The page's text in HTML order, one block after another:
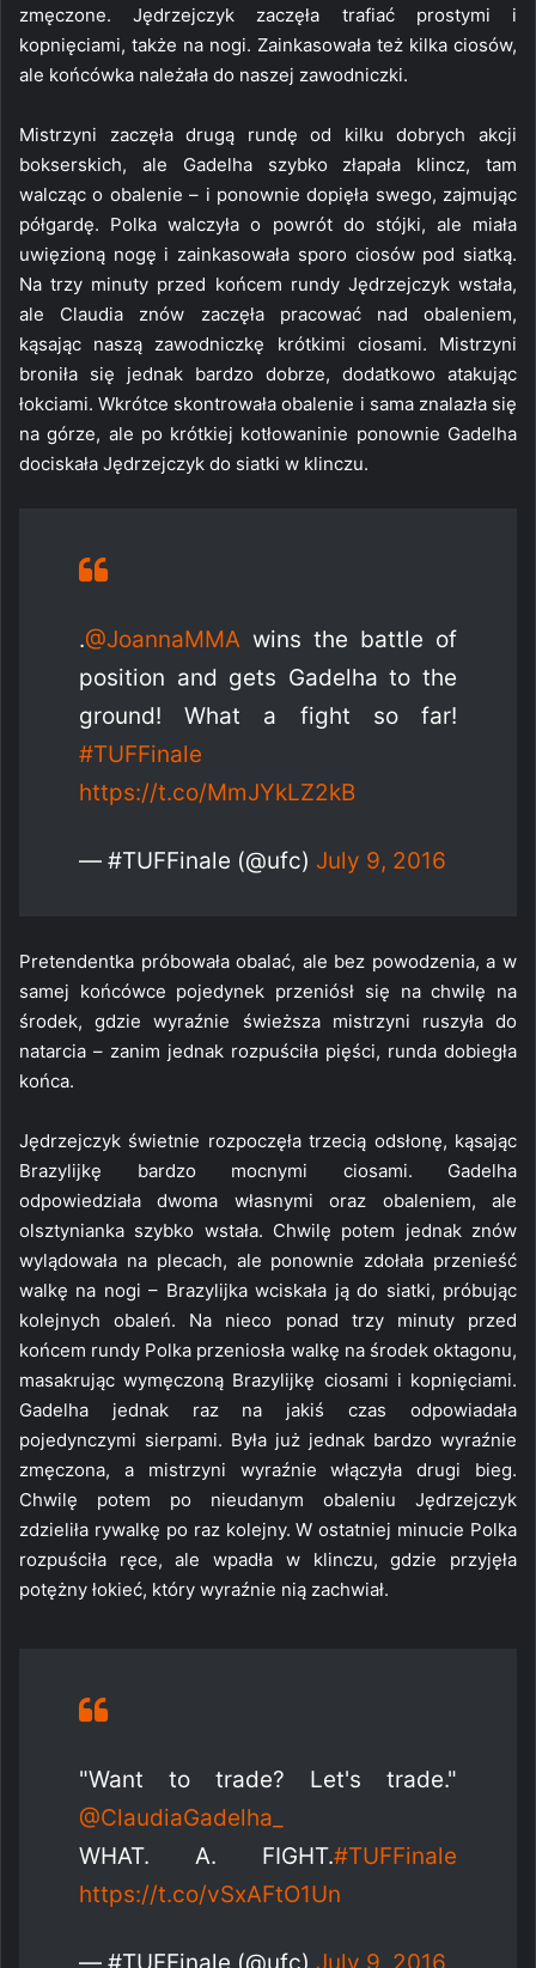
zmęczone. Jędrzejczyk zaczęła trafiać prostymi i
kopnięciami, także na nogi. Zainkasowała też kilka ciosów,
ale końcówka należała do naszej zawodniczki.
Mistrzyni zaczęła drugą rundę od kilku dobrych akcji
bokserskich, ale Gadelha szybko złapała klincz, tam
walcząc o obalenie – i ponownie dopięła swego, zajmując
półgardę. Polka walczyła o powrót do stójki, ale miała
uwięzioną nogę i zainkasowała sporo ciosów pod siatką.
Na trzy minuty przed końcem rundy Jędrzejczyk wstała,
ale Claudia znów zaczęła pracować nad obaleniem,
kąsając naszą zawodniczkę krótkimi ciosami. Mistrzyni
broniła się jednak bardzo dobrze, dodatkowo atakując
łokciami. Wkrótce skontrowała obalenie i sama znalazła się
na górze, ale po krótkiej kotłowaninie ponownie Gadelha
dociskała Jędrzejczyk do siatki w klinczu.
.@JoannaMMA wins the battle of
position and gets Gadelha to the
ground! What a fight so far!
#TUFFinale
https://t.co/MmJYkLZ2kB
— #TUFFinale (@ufc) July 9, 2016
Pretendentka próbowała obalać, ale bez powodzenia, a w
samej końcówce pojedynek przeniósł się na chwilę na
środek, gdzie wyraźnie świeższa mistrzyni ruszyła do
natarcia – zanim jednak rozpuściła pięści, runda dobiegła
końca.
Jędrzejczyk świetnie rozpoczęła trzecią odsłonę, kąsając
Brazylijkę bardzo mocnymi ciosami. Gadelha
odpowiedziała dwoma własnymi oraz obaleniem, ale
olsztynianka szybko wstała. Chwilę potem jednak znów
wylądowała na plecach, ale ponownie zdołała przenieść
walkę na nogi – Brazylijka wciskała ją do siatki, próbując
kolejnych obaleń. Na nieco ponad trzy minuty przed
końcem rundy Polka przeniosła walkę na środek oktagonu,
masakrując wymęczoną Brazylijkę ciosami i kopnięciami.
Gadelha jednak raz na jakiś czas odpowiadała
pojedynczymi sierpami. Była już jednak bardzo wyraźnie
zmęczona, a mistrzyni wyraźnie włączyła drugi bieg.
Chwilę potem po nieudanym obaleniu Jędrzejczyk
zdzieliła rywalkę po raz kolejny. W ostatniej minucie Polka
rozpuściła ręce, ale wpadła w klinczu, gdzie przyjęła
potężny łokieć, który wyraźnie nią zachwiał.
"Want to trade? Let's trade."
@ClaudiaGadelha_
WHAT. A. FIGHT.#TUFFinale
https://t.co/vSxAFtO1Un
— #TUFFinale (@ufc) July 9, 2016